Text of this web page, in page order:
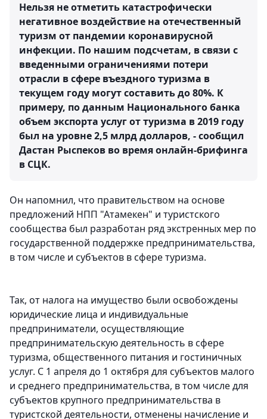
Нельзя не отметить катастрофически
негативное воздействие на отечественный
туризм от пандемии коронавирусной
инфекции. По нашим подсчетам, в связи с
введенными ограничениями потери
отрасли в сфере въездного туризма в
текущем году могут составить до 80%. К
примеру, по данным Национального банка
объем экспорта услуг от туризма в 2019 году
был на уровне 2,5 млрд долларов, - сообщил
Дастан Рыспеков во время онлайн-брифинга
в СЦК.
Он напомнил, что правительством на основе
предложений НПП "Атамекен" и туристского
сообщества был разработан ряд экстренных мер по
государственной поддержке предпринимательства,
в том числе и субъектов в сфере туризма.
Так, от налога на имущество были освобождены
юридические лица и индивидуальные
предприниматели, осуществляющие
предпринимательскую деятельность в сфере
туризма, общественного питания и гостиничных
услуг. С 1 апреля до 1 октября для субъектов малого
и среднего предпринимательства, в том числе для
субъектов крупного предпринимательства в
туристской деятельности, отменены начисление и